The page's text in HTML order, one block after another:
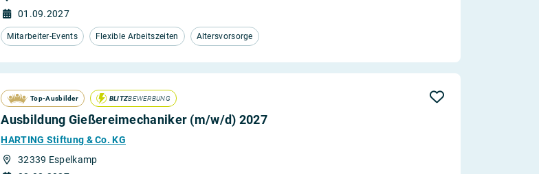
01.09.2027
Mitarbeiter-Events Flexible Arbeitszeiten Altersvorsorge
Top-Ausbilder BLITZBEWERBUNG
Ausbildung Gießereimechaniker (m/w/d) 2027
HARTING Stiftung & Co. KG
32339 Espelkamp